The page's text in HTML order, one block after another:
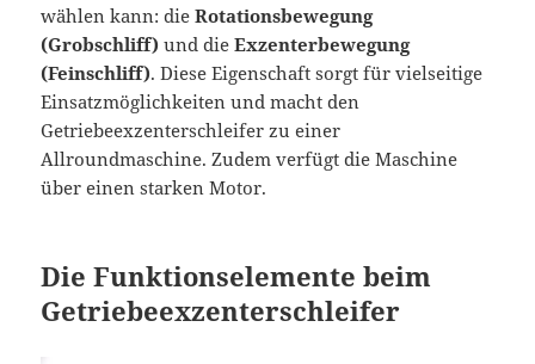
wählen kann: dieRotationsbewegung
(Grobschliff) und dieExzenterbewegung
(Feinschliff). Diese Eigenschaft sorgt für vielseitige
Einsatzmöglichkeiten und macht den
Getriebeexzenterschleifer zu einer
Allroundmaschine. Zudem verfügt die Maschine
über einen starken Motor.
Die Funktionselemente beim
Getriebeexzenterschleifer